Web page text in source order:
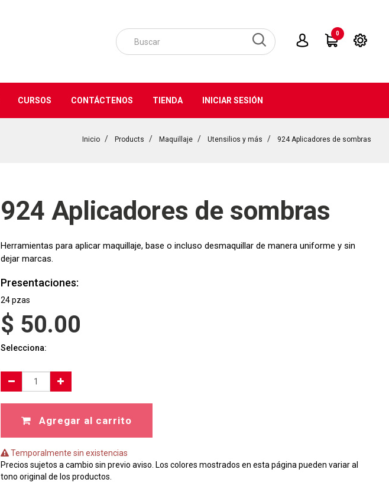
0
CURSOS CONTÁCTENOS TIENDA INICIAR SESIÓN
Inicio Products Maquillaje Utensilios y más 924 Aplicadores de sombras
924 Aplicadores de sombras
Herramientas para aplicar maquillaje, base o incluso desmaquillar de manera uniforme y sin
dejar marcas.
Presentaciones:
24 pzas
$ 50.00
Selecciona:
Agregar al carrito
Temporalmente sin existencias
Precios sujetos a cambio sin previo aviso. Los colores mostrados en esta página pueden variar al
tono original de los productos.